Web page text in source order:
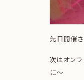
先日開催
次はオン
に〜